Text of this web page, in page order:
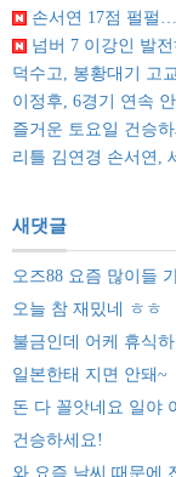
손서연 17점 펄펄
넘버 7 이강인 발
덕수고, 봉황대기 고
이정후, 6경기 연속
즐거운 토요일 건승
리틀 김연경 손서연,
새댓글
오즈88 요즘 많이들
오늘 참 재밌네 ㅎㅎ
불금인데 어케 휴식
일본한태 지면 안돼~
돈 다 꼴앗네요 일야
건승하세요!
와 요즘 날씨 때문에